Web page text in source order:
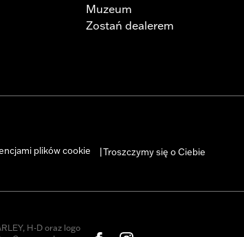
Muzeum
Zostań dealerem
plików cookie Troszczymy się o Ciebie
H-D oraz logo